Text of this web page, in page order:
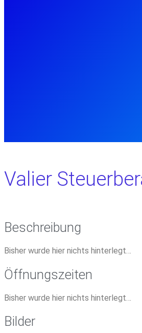
Valier
Beschreibung
Bisher wurde hier nichts hinterlegt…
Öffnungszeiten
Bisher wurde hier nichts hinterlegt…
Bilder